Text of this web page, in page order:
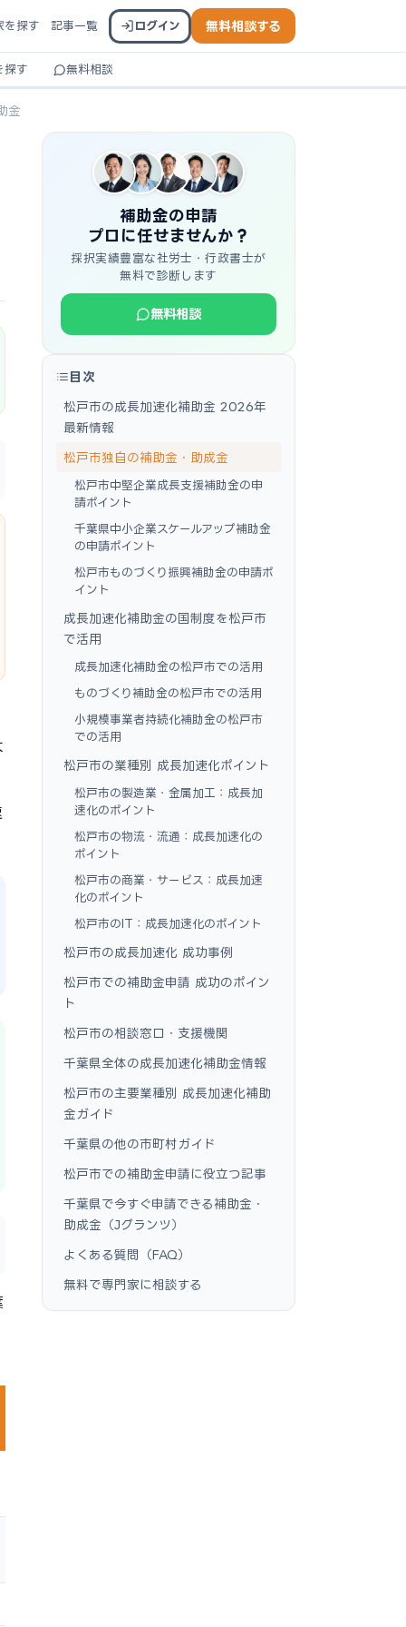
を探す 記事一覧 ログイン 無料相談する
探す 無料相談
金
補助金の申請
プロに任せませんか？
採択実績豊富な社労士・行政書士が
無料で診断します
無料相談
目次
松戸市の成長加速化補助金 2026年
最新情報
松戸市独自の補助金・助成金
松戸市中堅企業成長支援補助金の申
請ポイント
千葉県中小企業スケールアップ補助金
の申請ポイント
松戸市ものづくり振興補助金の申請ポ
イント
成長加速化補助金の国制度を松戸市
で活用
成長加速化補助金の松戸市での活用
ものづくり補助金の松戸市での活用
小規模事業者持続化補助金の松戸市
での活用
松戸市の業種別 成長加速化ポイント
松戸市の製造業・金属加工：成長加
速化のポイント
松戸市の物流・流通：成長加速化の
ポイント
松戸市の商業・サービス：成長加速
化のポイント
松戸市のIT：成長加速化のポイント
松戸市の成長加速化 成功事例
松戸市での補助金申請 成功のポイン
ト
松戸市の相談窓口・支援機関
千葉県全体の成長加速化補助金情報
松戸市の主要業種別 成長加速化補助
金ガイド
千葉県の他の市町村ガイド
松戸市での補助金申請に役立つ記事
千葉県で今すぐ申請できる補助金・
助成金（Jグランツ）
よくある質問（FAQ）
無料で専門家に相談する